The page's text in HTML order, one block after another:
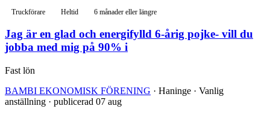
Truckförare Heltid 6 månader eller längre
Jag är en glad och energifylld 6-årig pojke- vill du
jobba med mig på 90% i
Fast lön
BAMBI EKONOMISK FÖRENING · Haninge · Vanlig
anställning · publicerad 07 aug